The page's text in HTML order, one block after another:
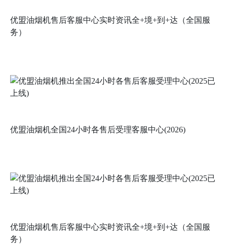
优盟油烟机售后客服中心实时资讯全+境+到+达（全国服
务）
优盟油烟机全国24小时各售后受理客服中心(2026)
优盟油烟机售后客服中心实时资讯全+境+到+达（全国服
务）